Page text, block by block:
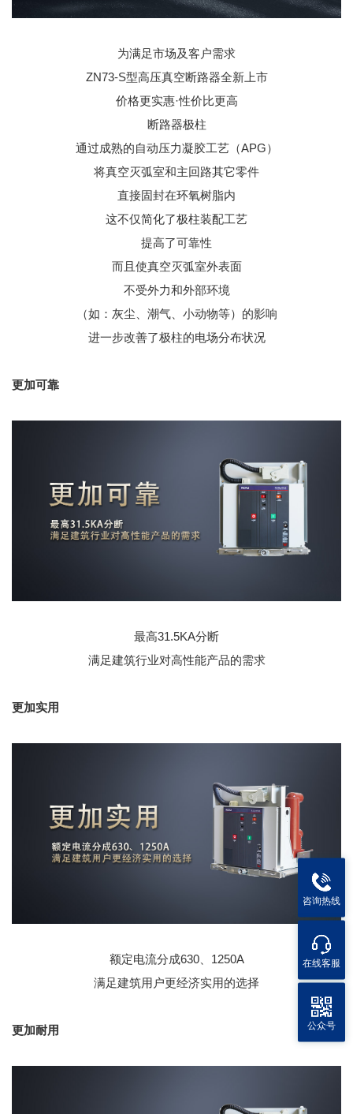
为满足市场及客户需求
ZN73-S型高压真空断路器全新上市
价格更实惠·性价比更高
断路器极柱
通过成熟的自动压力凝胶工艺（APG）
将真空灭弧室和主回路其它零件
直接固封在环氧树脂内
这不仅简化了极柱装配工艺
提高了可靠性
而且使真空灭弧室外表面
不受外力和外部环境
（如：灰尘、潮气、小动物等）的影响
进一步改善了极柱的电场分布状况
更加可靠
最高31.5KA分断
满足建筑行业对高性能产品的需求
更加实用
额定电流分成630、1250A
满足建筑用户更经济实用的选择
更加耐用
咨询热线
在线客服
公众号